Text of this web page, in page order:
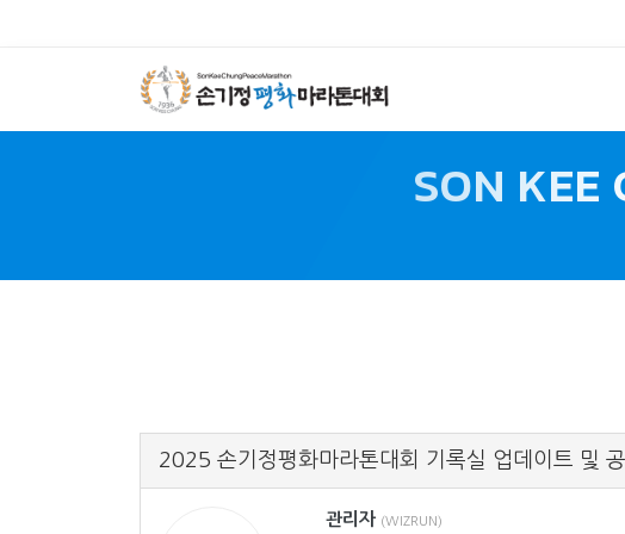
SON KEE
2025 손기정평화마라톤대회 기록실 업데이트 및
관리자 (WIZRUN)